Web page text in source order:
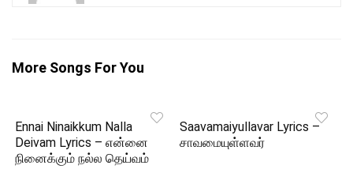
More Songs For You
Ennai Ninaikkum Nalla
Deivam Lyrics – என்னை
நினைக்கும் நல்ல தெய்வம்
Saavamaiyullavar Lyrics –
சாவமையுள்ளவர்